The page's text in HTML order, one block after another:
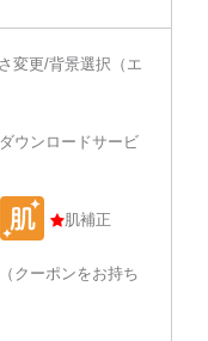
変更/背景選択（エ
ウンロードサービ
肌補正
クーポンをお持ち